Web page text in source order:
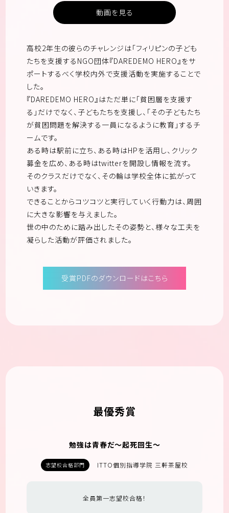
動画を見る
高校2年生の彼らのチャレンジは「フィリピンの子ども
たちを支援するNGO団体『DAREDEMO HERO』をサ
ポートするべく学校内外で支援活動を実施することで
した。
『DAREDEMO HERO』はただ単に「貧困層を支援す
る」だけでなく、子どもたちを支援し、「その子どもたち
が貧困問題を解決する一員になるように教育」するチ
ームです。
ある時は駅前に立ち、ある時はHPを活用し、クリック
募金を広め、ある時はtwitterを開設し情報を流す。
そのクラスだけでなく、その輪は学校全体に拡がって
いきます。
できることからコツコツと実行していく行動力は、周囲
に大きな影響を与えました。
世の中のために踏み出したその姿勢と、様々な工夫を
凝らした活動が評価されました。
受賞PDFのダウンロードはこちら
最優秀賞
勉強は青春だ〜起死回生〜
志望校合格部門 ITTO個別指導学院 三軒茶屋校
全員第一志望校合格！